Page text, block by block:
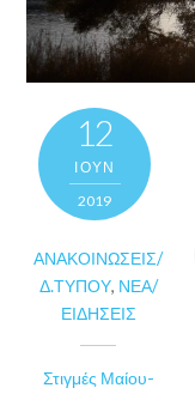
12
ΙΟΎΝ
2019
ΑΝΑΚΟΙΝΏΣΕΙΣ/
Δ.ΤΎΠΟΥ, ΝΈΑ/
ΕΙΔΉΣΕΙΣ
Στιγμές Μαίου-